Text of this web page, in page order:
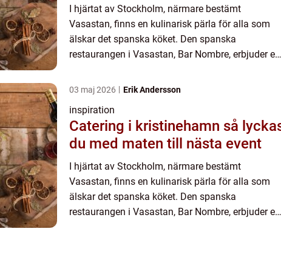
I hjärtat av Stockholm, närmare bestämt
Vasastan, finns en kulinarisk pärla för alla som
älskar det spanska köket. Den spanska
restaurangen i Vasastan, Bar Nombre, erbjuder en
03 maj 2026 Erik Andersson
inspiration
Catering i kristinehamn så lyckas
du med maten till nästa event
I hjärtat av Stockholm, närmare bestämt
Vasastan, finns en kulinarisk pärla för alla som
älskar det spanska köket. Den spanska
restaurangen i Vasastan, Bar Nombre, erbjuder en